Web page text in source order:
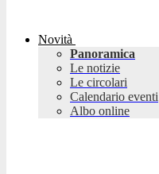
Novità
Panoramica
Le notizie
Le circolari
Calendario eventi
Albo online